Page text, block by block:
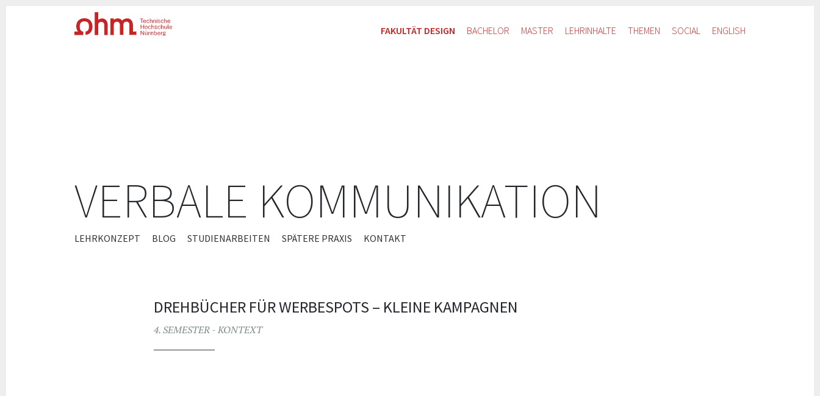
VERBALE KOMMUNIKATION
ZUM
FAKULTÄT DESIGN BACHELOR MASTER LEHRINHALTE THEMEN SOCIAL ENGLISH
LEHRKONZEPT BLOG STUDIENARBEITEN SPÄTERE PRAXIS KONTAKT
DREHBÜCHER FÜR WERBESPOTS – KLEINE KAMPAGNEN
4. SEMESTER - KONTEXT